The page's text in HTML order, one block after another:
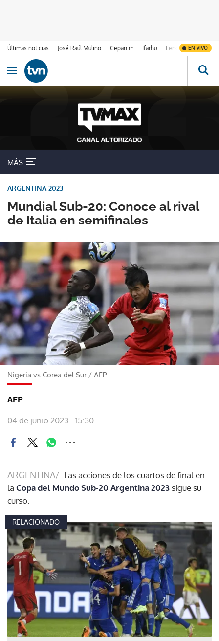
Últimas noticias José Raúl Mulino Cepanim Ifarhu Fenómeno de El
EN VIVO
Ir al contenido
Obrir navegació
MÁS
Mundial Sub-20: Conoce al rival
de Italia en semifinales
ARGENTINA 2023
Nigeria vs Corea del Sur/ AFP
AFP
04 de junio 2023 - 15:30
ARGENTINA/ Las acciones de los cuartos de final en
la Copa del Mundo Sub-20 Argentina 2023 sigue su
curso.
RELACIONADO